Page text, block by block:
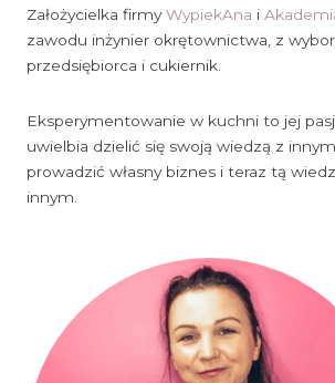
Założycielka firmyWypiekAna i
zawodu inżynier okrętownictwa, z
przedsiębiorca i cukiernik.
Eksperymentowanie w kuchni to jej
uwielbia dzielić się swoją wiedzą z
prowadzić własny biznes i teraz tą
innym.